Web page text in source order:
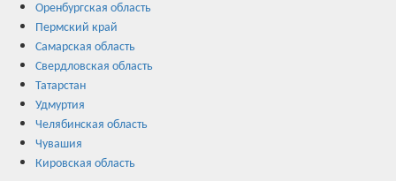
Оренбургская область
Пермский край
Самарская область
Свердловская область
Татарстан
Удмуртия
Челябинская область
Чувашия
Кировская область